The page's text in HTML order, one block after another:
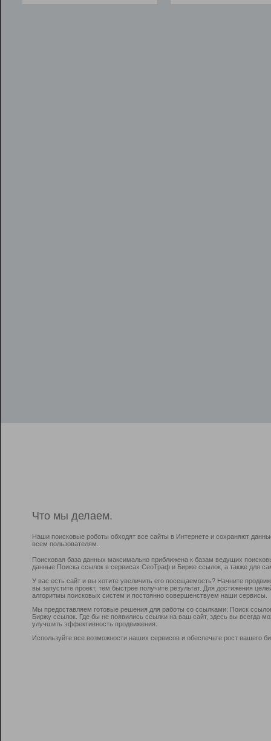
Что мы делаем.
Наши поисковые роботы обходят все сайты в Интернете и сохраняют
всем пользователям.
Поисковая база данных максимально приближена к базам ведущих
данные Поиска ссылок в сервисах СеоТраф и Бирже ссылок, а также для
У вас есть сайт и вы хотите увеличить его посещаемость? Начните
вы запустите проект, тем быстрее получите результат. Для достижения
алгоритмы поисковых систем и постоянно совершенствуем наши сервисы.
Мы предоставляем готовые решения для работы со ссылками: Поиск
Биржу ссылок. Где бы не появились ссылки на ваш сайт, здесь вы всегда
улучшить эффективность продвижения.
Используйте все возможности наших сервисов и обеспечьте рост вашего